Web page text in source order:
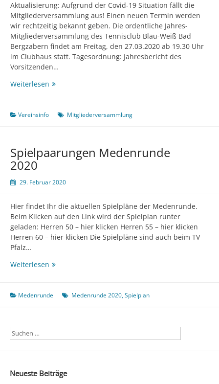
Aktualisierung: Aufgrund der Covid-19 Situation fällt die
Mitgliederversammlung aus! Einen neuen Termin werden
wir rechtzeitig bekannt geben. Die ordentliche Jahres-
Mitgliederversammlung des Tennisclub Blau-Weiß Bad
Bergzabern findet am Freitag, den 27.03.2020 ab 19.30 Uhr
im Clubhaus statt. Tagesordnung: Jahresbericht des
Vorsitzenden…
Weiterlesen Mitgliederversammlung
Uhr
Vereinsinfo Mitgliederversammlung
Spielpaarungen Medenrunde
2020
29. Februar 2020
Hier findet Ihr die aktuellen Spielpläne der Medenrunde.
Beim Klicken auf den Link wird der Spielplan runter
geladen: Herren 50 – hier klicken Herren 55 – hier klicken
Herren 60 – hier klicken Die Spielpläne sind auch beim TV
Pfalz…
Weiterlesen Spielpaarungen
Medenrunde Medenrunde 2020,Spielplan
Neueste Beiträge